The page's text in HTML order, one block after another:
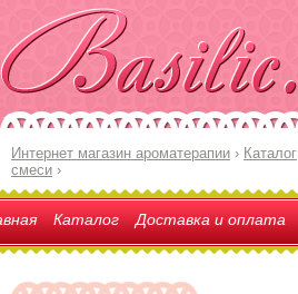
Интернет магазин ароматерапии › Каталог
смеси ›
Каталог Доставка и оплата